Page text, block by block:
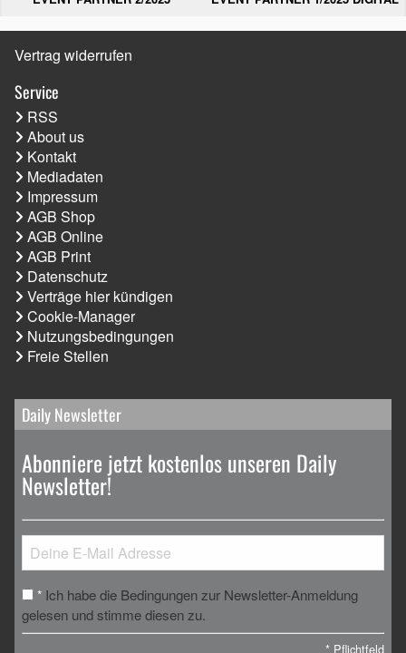
Vertrag widerrufen
Service
RSS
About us
Kontakt
Mediadaten
Impressum
AGB Shop
AGB Online
AGB Print
Datenschutz
Verträge hier kündigen
Cookie-Manager
Nutzungsbedingungen
Freie Stellen
Daily Newsletter
Abonniere jetzt kostenlos unseren Daily
Newsletter!
* Ich habe die Bedingungen zur Newsletter-Anmeldung
gelesen und stimme diesen zu.
* Pflichtfeld